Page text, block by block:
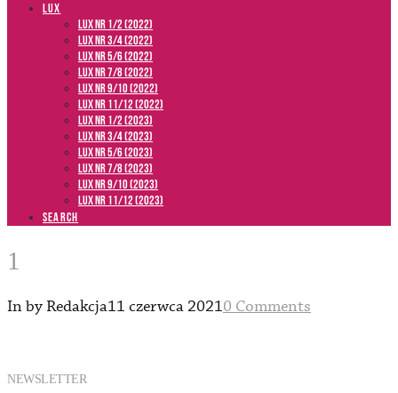
LUX
LUX NR 1/2 (2022)
LUX NR 3/4 (2022)
LUX NR 5/6 (2022)
LUX NR 7/8 (2022)
LUX nr 9/10 (2022)
LUX NR 11/12 (2022)
LUX NR 1/2 (2023)
LUX NR 3/4 (2023)
LUX NR 5/6 (2023)
LUX NR 7/8 (2023)
LUX NR 9/10 (2023)
LUX NR 11/12 (2023)
SEARCH
1
In by Redakcja11 czerwca 20210 Comments
NEWSLETTER